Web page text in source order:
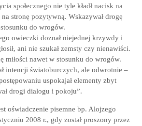
społecznego nie tyle kładł nacisk na
stronę pozytywną. Wskazywał drogę
do wrogów.
owieczki doznał niejednej krzywdy i
ani nie szukał zemsty czy nienawiści.
miłości nawet w stosunku do wrogów.
intencji światoburczych, ale odwrotnie –
uspokajał elementy zbyt
drogi dialogu i pokoju”.
oświadczenie pisemne bp. Alojzego
2008 r., gdy został proszony przez